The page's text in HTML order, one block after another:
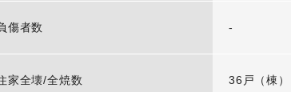
傷者数 -
家全壊/全焼数 36戸（棟）